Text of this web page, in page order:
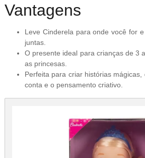
Vantagens
Leve Cinderela para onde você for
juntas.
O presente ideal para crianças de 3
as princesas.
Perfeita para criar histórias
conta e o pensamento criativo.